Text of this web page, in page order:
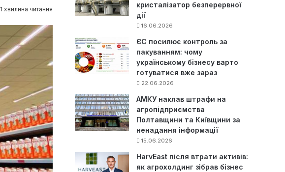
1 хвилина читання
кристалізатор безперервної
дії
16.06.2026
ЄС посилює контроль за
пакуванням: чому
українському бізнесу варто
готуватися вже зараз
22.06.2026
АМКУ наклав штрафи на
агропідприємства
Полтавщини та Київщини за
ненадання інформації
15.06.2026
HarvEast після втрати активів:
як агрохолдинг зібрав бізнес